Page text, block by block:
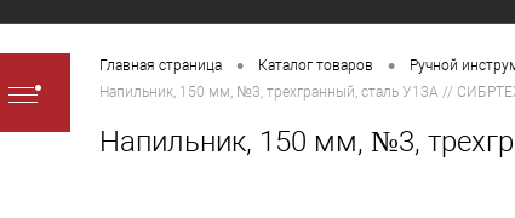
Главная страница • Каталог товаров • Ручной
Напильник, 150 мм, №3, трехгранный, сталь У13А //
Напильник, 150 мм, №3,